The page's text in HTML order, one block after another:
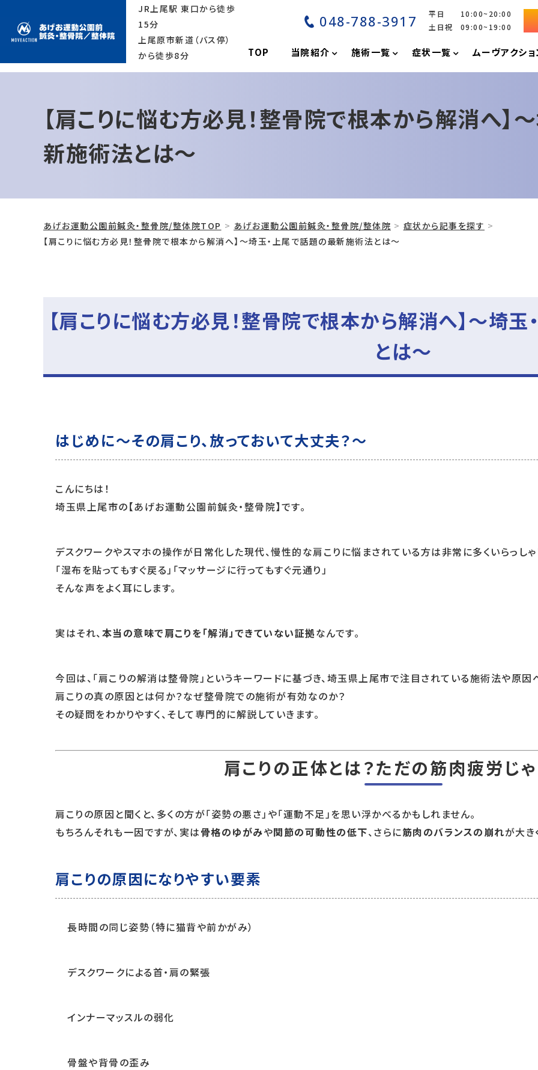
JR上尾駅 東口から徒歩
15分
上尾原市新道（バス停）
から徒歩8分
048-788-3917
平日 10:00~20:00
土日祝 09:00~19:00
TOP 当院紹介 施術一覧 症状一覧 ムーヴアクシ
【肩こりに悩む方必見！整骨院で根本から解消へ】
新施術法とは～
あげお運動公園前鍼灸・整骨院/整体院TOP あげお運動公園前鍼灸・整骨院/整体院
症状から記事を探す
【肩こりに悩む方必見！整骨院で根本から解消へ】～埼玉・上尾で話題の最新施術法とは～
【肩こりに悩む方必見！整骨院で根本から解消へ】～埼
とは～
はじめに～その肩こり、放っておいて大丈夫？～
こんにちは！
埼玉県上尾市の【あげお運動公園前鍼灸・整骨院】です。
デスクワークやスマホの操作が日常化した現代、慢性的な肩こりに悩まされている方は非常に多くいらっしゃ
「湿布を貼ってもすぐ戻る」「マッサージに行ってもすぐ元通り」
そんな声をよく耳にします。
実はそれ、 本当の意味で肩こりを「解消」できていない証拠なんです。
今回は、「肩こりの解消は整骨院」というキーワードに基づき、埼玉県上尾市で注目されている施術法や原
肩こりの真の原因とは何か？なぜ整骨院での施術が有効なのか？
その疑問をわかりやすく、そして専門的に解説していきます。
肩こりの正体とは？ただの筋肉疲労じゃ
肩こりの原因と聞くと、多くの方が「姿勢の悪さ」や「運動不足」を思い浮かべるかもしれません。
もちろんそれも一因ですが、実は骨格のゆがみや関節の可動性の低下、さらに筋肉のバランスの崩れが大き
肩こりの原因になりやすい要素
長時間の同じ姿勢（特に猫背や前かがみ）
デスクワークによる首・肩の緊張
インナーマッスルの弱化
骨盤や背骨の歪み